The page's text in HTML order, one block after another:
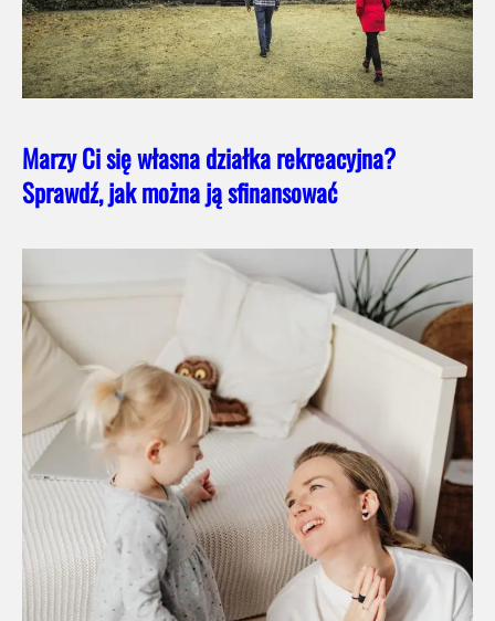
Marzy Ci się własna działka rekreacyjna?
Sprawdź, jak można ją sfinansować